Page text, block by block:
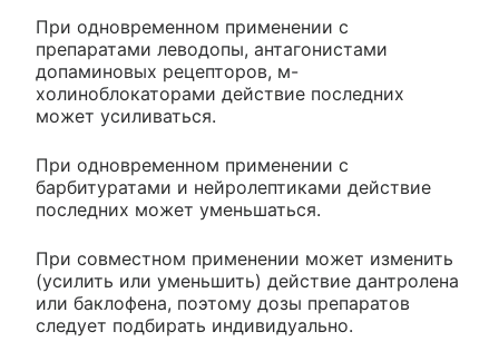
При одновременном применении с
препаратами леводопы, антагонистами
допаминовых рецепторов, м-
холиноблокаторами действие последних
может усиливаться.
При одновременном применении с
барбитуратами и нейролептиками действие
последних может уменьшаться.
При совместном применении может изменить
(усилить или уменьшить) действие дантролена
или баклофена, поэтому дозы препаратов
следует подбирать индивидуально.